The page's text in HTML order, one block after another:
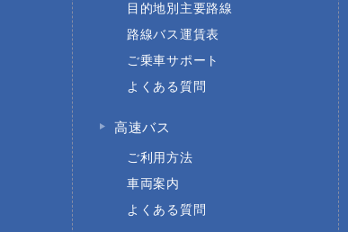
目的地別主要路線
路線バス運賃表
ご乗車サポート
よくある質問
高速バス
ご利用方法
車両案内
よくある質問